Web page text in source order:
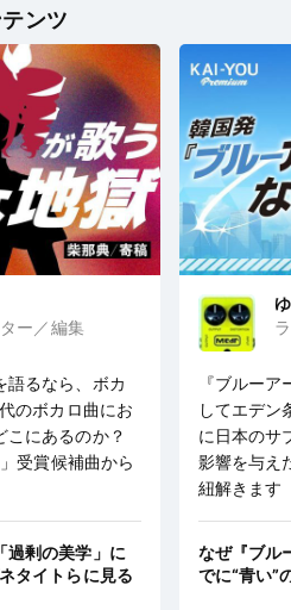
ンツ
ー／編集
語るなら、ボカ
のボカロ曲にお
こにあるのか？
受賞候補曲から
過剰の美学」に
タイトらに見る
『ブルー
してエデン
に日本のサ
影響を与え
紐解きます
なぜ『ブル
でに“青い”